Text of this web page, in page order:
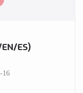
EN/ES)
16